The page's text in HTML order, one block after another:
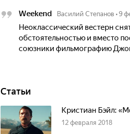
Weekend Василий Степанов • 9
Неоклассический вестерн
обстоятельностью и вместо
союзники фильмографию
Статьи
Кристиан Бэйл:
12 февраля 2018